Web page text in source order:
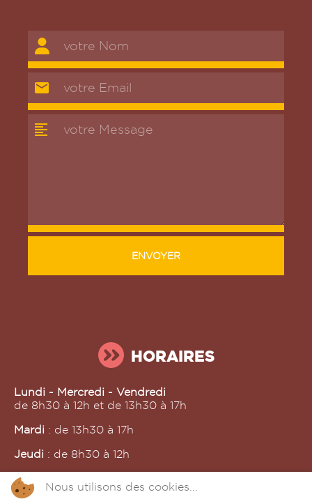
ENVOYER
HORAIRES
Lundi - Mercredi - Vendredi
de 8h30 à 12h et de 13h30 à 17h
Mardi : de 13h30 à 17h
Jeudi : de 8h30 à 12h
Nous utilisons des cookies...